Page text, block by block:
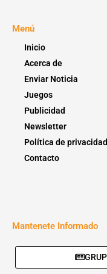
Menú
Inicio
Acerca de
Enviar Noticia
Juegos
Publicidad
Newsletter
Política de privacidad
Contacto
Mantenete Informado